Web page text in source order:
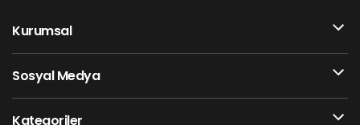
Kurumsal
Sosyal Medya
Kategoriler